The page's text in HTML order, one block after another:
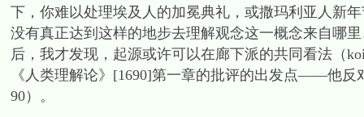
下，你难以处理埃及人的加冕典礼，或撒玛利亚人新
没有真正达到这样的地步去理解观念这一概念来自哪
后，我才发现，起源或许可以在廊下派的共同看法（
《人类理解论》[1690]第一章的批评的出发点——他
90）。